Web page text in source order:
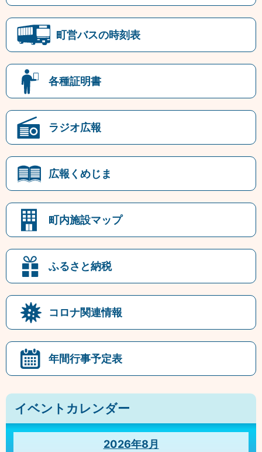
町営バスの時刻表
各種証明書
ラジオ広報
広報くめじま
町内施設マップ
ふるさと納税
コロナ関連情報
年間行事予定表
イベントカレンダー
2026年8月